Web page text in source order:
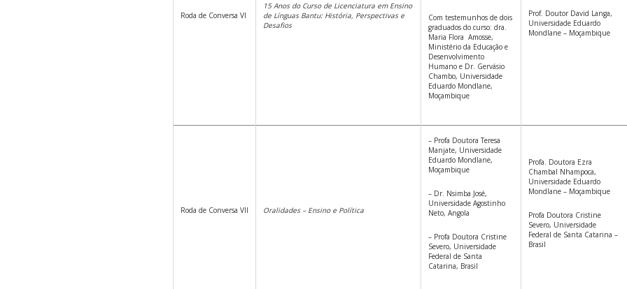
Roda de Conversa VI
15 Anos do Curso de Licenciatura em Ensino
de Línguas Bantu: História, Perspectivas e
Desafios
Com testemunhos de dois
graduados do curso: dra.
Maria Flora Amosse,
Ministério da Educação e
Desenvolvimento
Humano e Dr. Gervásio
Chambo, Universidade
Eduardo Mondlane,
Moçambique
Prof. Doutor David Langa,
Universidade Eduardo
Mondlane – Moçambique
Roda de Conversa VII Oralidades – Ensino e Política
– Profa Doutora Teresa
Manjate, Universidade
Eduardo Mondlane,
Moçambique
– Dr. Nsimba José,
Universidade Agostinho
Neto, Angola
– Profa Doutora Cristine
Severo, Universidade
Federal de Santa
Catarina, Brasil
Profa. Doutora Ezra
Chambal Nhampoca,
Universidade Eduardo
Mondlane – Moçambique
Profa Doutora Cristine
Severo, Universidade
Federal de Santa Catarina –
Brasil